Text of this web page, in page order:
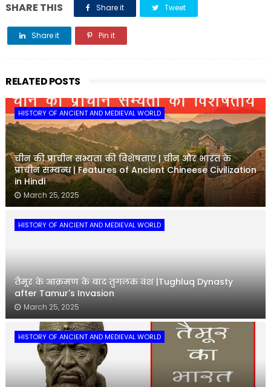
SHARE THIS Share it Tweet
Share it Pin it
RELATED POSTS
HISTORY OF ANCIENT AND MEDIEVAL WORLD
चीन की प्राचीन सभ्यता की विशेषताएं | चीन और भारत के
प्राचीन सम्बन्ध | Features of Ancient Chineese Civilization
in Hindi
March 25, 2025
HISTORY OF ANCIENT AND MEDIEVAL WORLD
तैमूर के आक्रमण के बाद तुगलक वंश |Tughluq Dynasty
after Tamur's Invasion
March 25, 2025
HISTORY OF ANCIENT AND MEDIEVAL WORLD